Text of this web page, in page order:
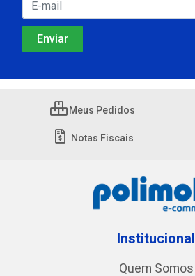
Meus Pedidos
Notas Fiscais
Institucional
Quem Somos